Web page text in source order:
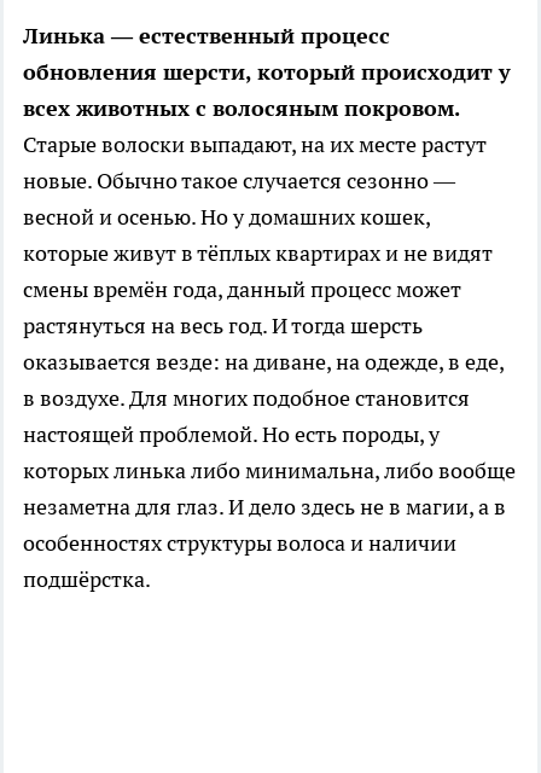
Линька — естественный процесс
обновления шерсти, который происходит у
всех животных с волосяным покровом.
Старые волоски выпадают, на их месте растут
новые. Обычно такое случается сезонно —
весной и осенью. Но у домашних кошек,
которые живут в тёплых квартирах и не видят
смены времён года, данный процесс может
растянуться на весь год. И тогда шерсть
оказывается везде: на диване, на одежде, в еде,
в воздухе. Для многих подобное становится
настоящей проблемой. Но есть породы, у
которых линька либо минимальна, либо вообще
незаметна для глаз. И дело здесь не в магии, а в
особенностях структуры волоса и наличии
подшёрстка.